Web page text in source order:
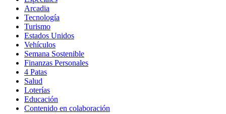
Arcadia
Tecnología
Turismo
Estados Unidos
Vehículos
Semana Sostenible
Finanzas Personales
4 Patas
Salud
Loterías
Educación
Contenido en colaboración